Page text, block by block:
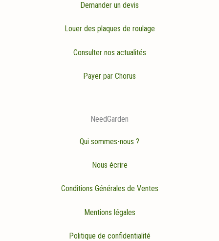
Demander un devis
Louer des plaques de roulage
Consulter nos actualités
Payer par Chorus
NeedGarden
Qui sommes-nous ?
Nous écrire
Conditions Générales de Ventes
Mentions légales
Politique de confidentialité